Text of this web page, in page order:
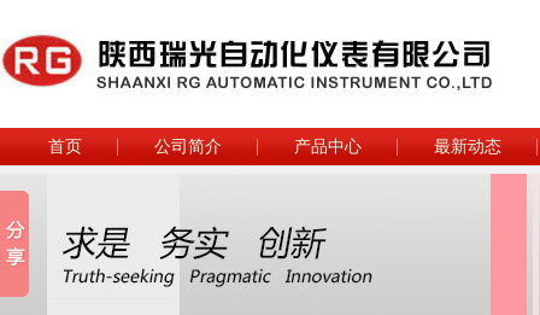
首页 公司简介 产品中心 最新动态